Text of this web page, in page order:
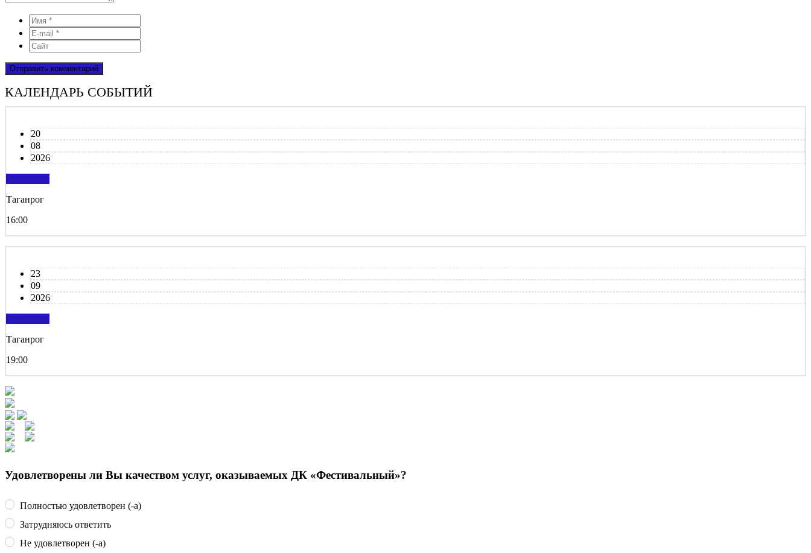
КАЛЕНДАРЬ СОБЫТИЙ
20
08
2026
Таганрог
16:00
23
09
2026
Таганрог
19:00
Удовлетворены ли Вы качеством услуг, оказываемых ДК «Фестивальный»?
Полностью удовлетворен (-а)
Затрудняюсь ответить
Не удовлетворен (-а)